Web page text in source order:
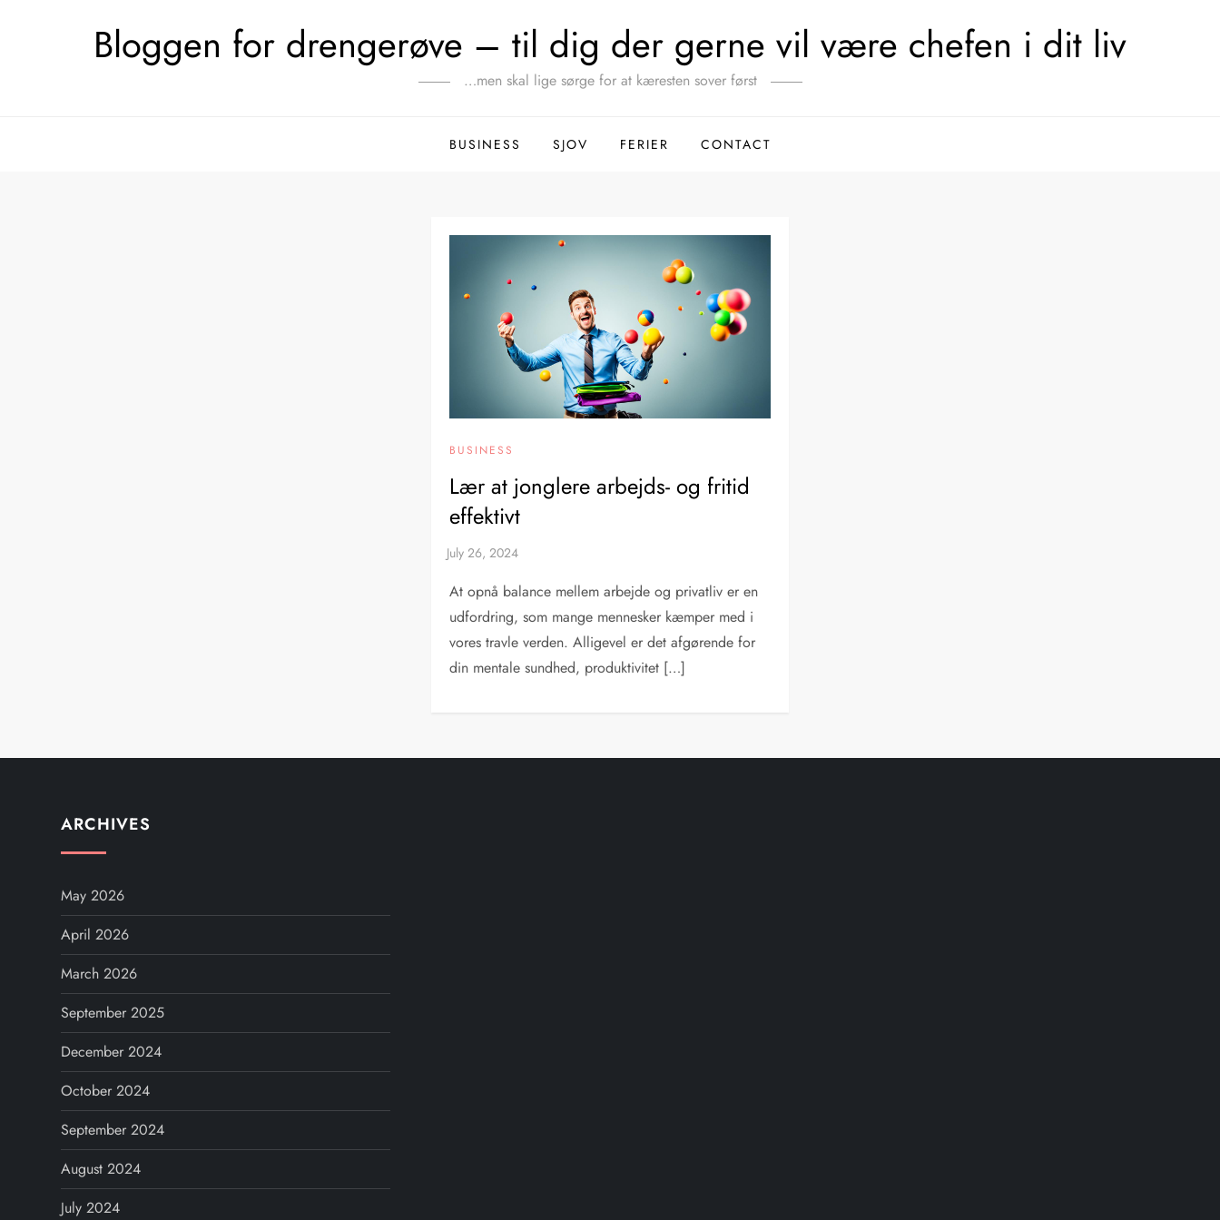
Bloggen for drengerøve – til dig der gerne vil være chefen i dit liv
…men skal lige sørge for at kæresten sover først
BUSINESS SJOV FERIER CONTACT
BUSINESS
Lær at jonglere arbejds- og fritid
effektivt
At opnå balance mellem arbejde og privatliv er en
udfordring, som mange mennesker kæmper med i
vores travle verden. Alligevel er det afgørende for
din mentale sundhed, produktivitet […]
ARCHIVES
May 2026
April 2026
March 2026
September 2025
December 2024
October 2024
September 2024
August 2024
July 2024